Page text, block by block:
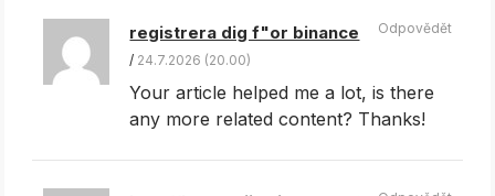
registrera dig f"or binance
24.7.2026 (20.00)
Your article helped me a lot, is there
any more related content? Thanks!
Odpovědět